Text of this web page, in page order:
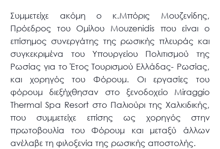
Συμμετείχε ακόμη ο κ.Μπόρις Μουζενίδης,
Πρόεδρος του Ομίλου Mouzenidis που είναι ο
επίσημος συνεργάτης της ρωσικής πλευράς και
συγκεκριμένα του Υπουργείου Πολιτισμού της
Ρωσίας για το Έτος Τουρισμού Ελλάδας- Ρωσίας,
και χορηγός του Φόρουμ. Οι εργασίες του
φόρουμ διεξήχθησαν στο ξενοδοχείο Miraggio
Thermal Spa Resort στο Παλιούρι της Χαλκιδικής,
που συμμετείχε επίσης ως χορηγός στην
πρωτοβουλία του Φόρουμ και μεταξύ άλλων
ανέλαβε τη φιλοξενία της ρωσικής αποστολής.